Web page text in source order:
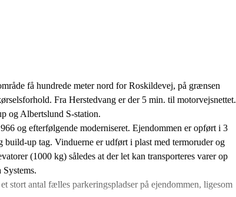
få hundrede meter nord for Roskildevej, på grænsen
Fra Herstedvang er der 5 min. til motorvejsnettet.
og Albertslund S-station.
og efterfølgende moderniseret. Ejendommen er opført i 3
up tag. Vinduerne er udført i plast med termoruder og
(1000 kg) således at der let kan transporteres varer op
stort antal fælles parkeringspladser på ejendommen, ligesom